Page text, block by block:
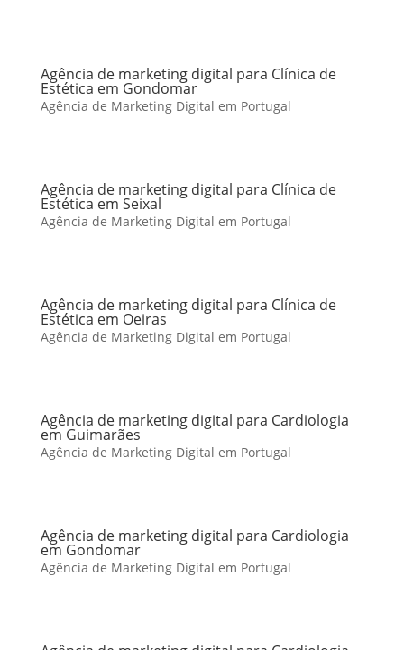
Agência de marketing digital para Clínica de
Estética em Gondomar
Agência de Marketing Digital em Portugal
Agência de marketing digital para Clínica de
Estética em Seixal
Agência de Marketing Digital em Portugal
Agência de marketing digital para Clínica de
Estética em Oeiras
Agência de Marketing Digital em Portugal
Agência de marketing digital para Cardiologia
em Guimarães
Agência de Marketing Digital em Portugal
Agência de marketing digital para Cardiologia
em Gondomar
Agência de Marketing Digital em Portugal